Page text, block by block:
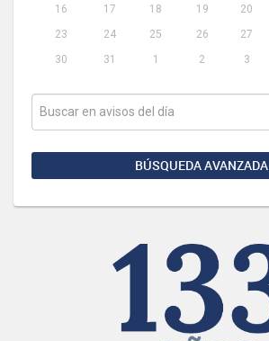
16
17 18 19 20
23
24 25 26 27
30
31 1 2 3
BÚSQUEDA AVANZADA